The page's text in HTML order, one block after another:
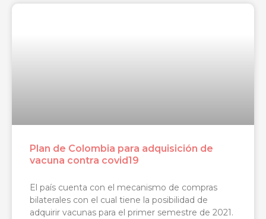
Plan de Colombia para adquisición de
vacuna contra covid19
El país cuenta con el mecanismo de compras
bilaterales con el cual tiene la posibilidad de
adquirir vacunas para el primer semestre de 2021.